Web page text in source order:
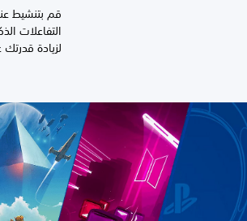
قم بتنشيط
التفاعلات
لزيادة